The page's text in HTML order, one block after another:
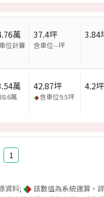
萬
位計算
37.4坪
含車位--坪
3.84
萬
萬
42.87坪
含車位9.5坪
4.2坪
1
資料; 該數值為系統運算，